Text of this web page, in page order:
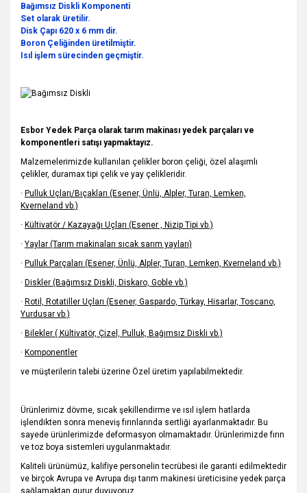
Bağımsız Diskli Komponenti
Set olarak üretilir.
Disk Çapı 620 x 6 mm dir.
Boron Çeliğinden üretilmiştir.
Isıl işlem sürecinden geçmiştir.
Esbor Yedek Parça olarak tarım makinası yedek parçaları ve
komponentleri satışı yapmaktayız.
Malzemelerimizde kullanılan çelikler boron çeliği, özel alaşımlı
çelikler, duramax tipi çelik ve yay çelikleridir.
· Pulluk Uçları/Bıçakları (Esener, Ünlü, Alpler, Turan, Lemken,
Kverneland vb.)
· Kültivatör / Kazayağı Uçları (Esener , Nizip Tipi vb.)
· Yaylar (Tarım makinaları sıcak sarım yayları)
· Pulluk Parçaları (Esener, Ünlü, Alpler, Turan, Lemken, Kverneland vb.)
· Diskler (Bağımsız Diskli, Diskaro, Goble vb.)
· Rotil, Rotatiller Uçları (Esener, Gaspardo, Türkay, Hisarlar, Toscano,
Yurdusar vb.)
· Bilekler ( Kültivatör, Çizel, Pulluk, Bağımsız Diskli vb.)
· Komponentler
ve müşterilerin talebi üzerine Özel üretim yapılabilmektedir.
Ürünlerimiz dövme, sıcak şekillendirme ve ısıl işlem hatlarda
işlendikten sonra meneviş fırınlarında sertliği ayarlanmaktadır. Bu
sayede ürünlerimizde deformasyon olmamaktadır. Ürünlerimizde fırın
ve toz boya sistemleri uygulanmaktadır.
Kaliteli ürünümüz, kalifiye personelin tecrübesi ile garanti edilmektedir
ve birçok Avrupa ve Avrupa dışı tarım makinesi üreticisine yedek parça
sağlamaktan gurur duyuyoruz.